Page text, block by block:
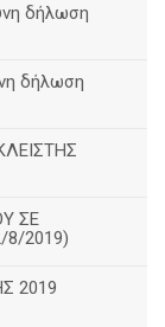
δήλωση
δήλωση
ΣΕ
8/2019)
2019